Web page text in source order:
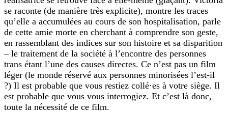
se raconte (de manière très explicite), montre les traces
qu’elle a accumulées au cours de son hospitalisation, parle
de cette amie morte en cherchant à comprendre son geste,
en rassemblant des indices sur son histoire et sa disparition
– le traitement de la société à l’encontre des personnes
trans étant l’une des causes directes. Ce n’est pas un film
léger (le monde réservé aux personnes minorisées l’est-il
?) Il est probable que vous restiez collé·es à votre siège. Il
est probable que vous vous interrogiez. Et c’est là donc,
toute la nécessité de ce film.